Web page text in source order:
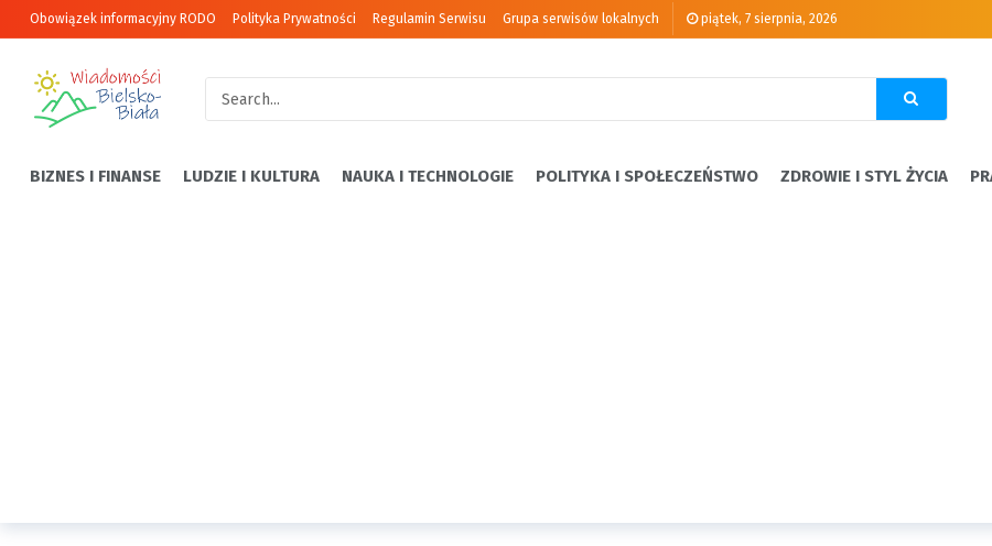
Obowiązek informacyjny RODO Polityka Prywatności Regulamin Serwisu Grupa serwisów lokalnych piątek, 7 sierpnia, 2026
BIZNES I FINANSE LUDZIE I KULTURA NAUKA I TECHNOLOGIE POLITYKA I SPOŁECZEŃSTWO ZDROWIE I STYL ŻYCIA